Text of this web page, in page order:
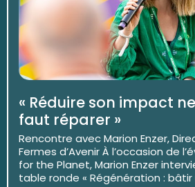
« Réduire son impact
faut réparer »
Rencontre avec Marion Enzer,
Fermes d’Avenir À l’occasion de
for the Planet, Marion Enzer
table ronde « Régénération : bâtir